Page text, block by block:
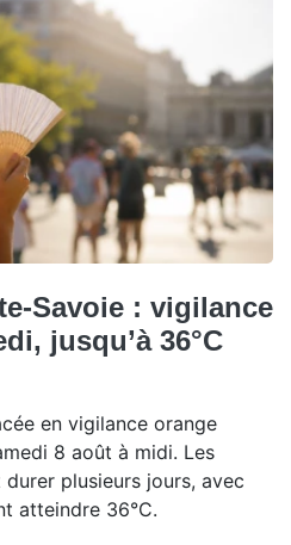
Savoie : vigilance
jusqu’à 36°C
en vigilance orange
8 août à midi. Les
plusieurs jours, avec
atteindre 36°C.